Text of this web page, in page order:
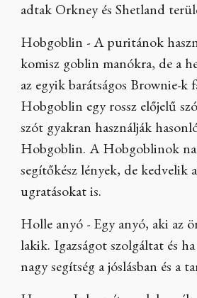
adtak Orkney és Shetland
Hobgoblin - A puritánok
komisz goblin manókra, de a
az egyik barátságos Brownie-k
Hobgoblin egy rossz előjelű
szót gyakran használják
Hobgoblin. A Hobgoblinok
segítőkész lények, de kedvelik
ugratásokat is.
Holle anyó - Egy anyó, aki az
lakik. Igazságot szolgáltat és
nagy segítség a jóslásban és a